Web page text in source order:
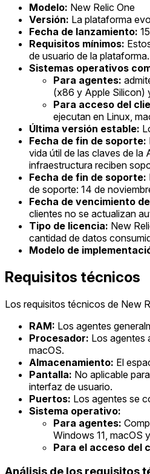
Modelo: New Relic One
Versión: La plataforma
Fecha de lanzamiento:
Requisitos mínimos:
de usuario de la
Sistemas operativos
Para agentes:
(x86 y Apple Silicon)
Para acceso del
ejecutan en Linux,
Última versión estable:
Fecha de fin de soporte:
vida útil de las claves de la
infraestructura reciben
Fecha de fin de soporte:
de soporte: 14 de
Fecha de vencimiento
clientes no se actualizan
Tipo de licencia: New
cantidad de datos
Modelo de
Requisitos técnicos
Los requisitos técnicos de New
RAM: Los agentes
Procesador: Los agentes
macOS.
Almacenamiento: El
Pantalla: No aplicable
interfaz de usuario.
Puertos: Los agentes se
Sistema operativo:
Para agentes:
Windows 11, macOS
Para el acceso del